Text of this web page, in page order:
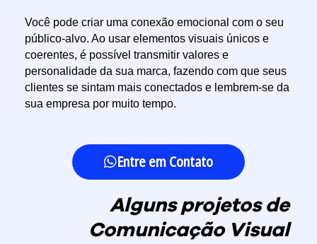
Você pode criar uma conexão emocional com o seu
público-alvo. Ao usar elementos visuais únicos e
coerentes, é possível transmitir valores e
personalidade da sua marca, fazendo com que seus
clientes se sintam mais conectados e lembrem-se da
sua empresa por muito tempo.
Entre em Contato
Alguns projetos de
Comunicação Visual